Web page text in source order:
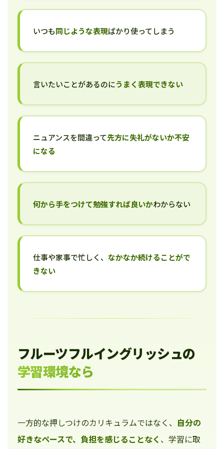
いつも同じような表現ばかり使ってしまう
言いたいことがあるのにうまく表現できない
ニュアンスを間違って先方に失礼がないか不安
になる
何から手をつけて勉強すれば良いかわからない
仕事や家事で忙しく、 なかなか続けることがで
きない
フルーツフルイングリッシュの
学習環境なら
一方的な押しつけのカリキュラムではなく、 自分の
好きなペースで、負担を感じることなく 、学習に取